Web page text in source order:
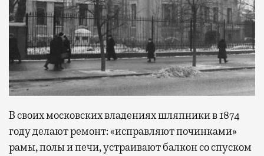
В своих московских владениях шляпники в 1874
году делают ремонт: «исправляют починками»
рамы, полы и печи, устраивают балкон со спуском